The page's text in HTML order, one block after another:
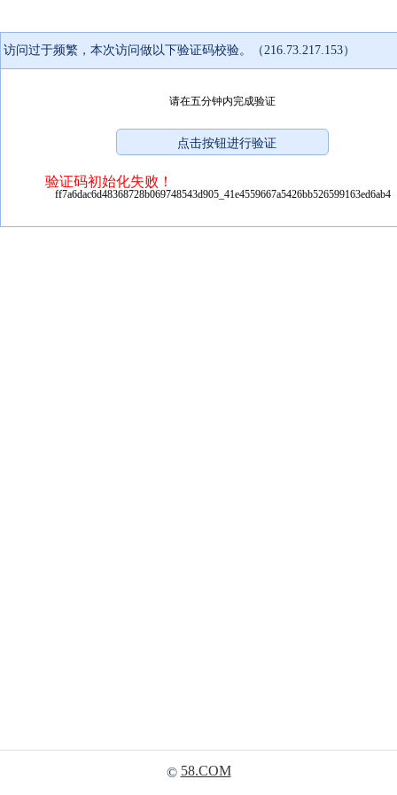
访问过于频繁，本次访问做以下验证码校验。（216.73.217.153）
请在五分钟内完成验证
验证码初始化失败！
ff7a6dac6d48368728b069748543d905_41e4559667a5426bb526599163ed6ab4
© 58.COM